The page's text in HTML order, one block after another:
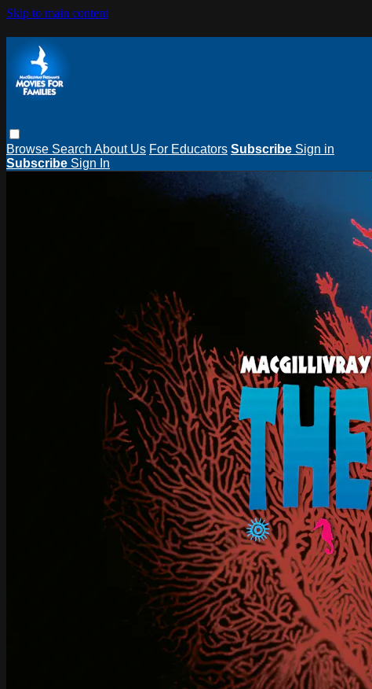
Skip to main content
Browse Search About Us For Educators Subscribe Sign in
Subscribe Sign In